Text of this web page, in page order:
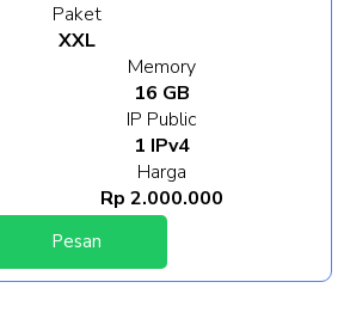
Paket
XXL
Memory
16 GB
IP Public
1 IPv4
Harga
Rp 2.000.000
Pesan